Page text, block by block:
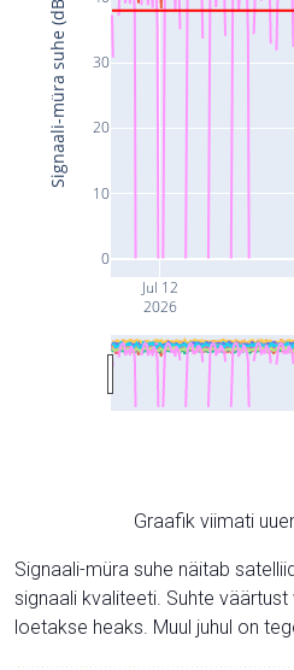
Jul 12
2026
0
10
20
30
Signaali-müra suhe (dB)
Graafik viimati
Signaali-müra suhe näitab
signaali kvaliteeti. Suhte
loetakse heaks. Muul juhul on